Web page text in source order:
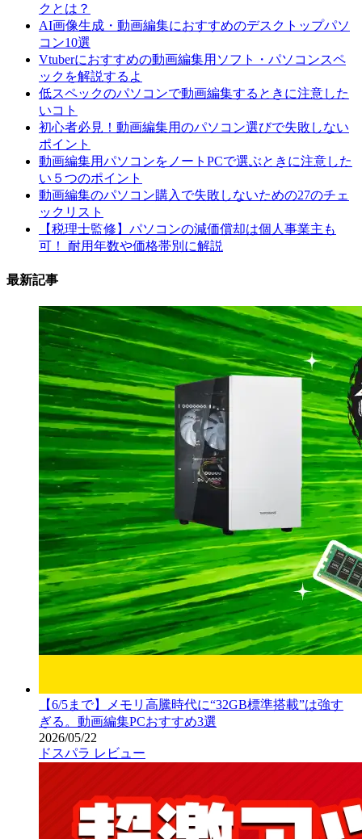
クとは？
AI画像生成・動画編集におすすめのデスクトップパソ
コン10選
Vtuberにおすすめの動画編集用ソフト・パソコンスペ
ックを解説するよ
低スペックのパソコンで動画編集するときに注意した
いコト
初心者必見！動画編集用のパソコン選びで失敗しない
ポイント
動画編集用パソコンをノートPCで選ぶときに注意した
い５つのポイント
動画編集のパソコン購入で失敗しないための27のチェ
ックリスト
【税理士監修】パソコンの減価償却は個人事業主も
可！ 耐用年数や価格帯別に解説
最新記事
【6/5まで】メモリ高騰時代に“32GB標準搭載”は強す
ぎる。動画編集PCおすすめ3選
2026/05/22
ドスパラ レビュー